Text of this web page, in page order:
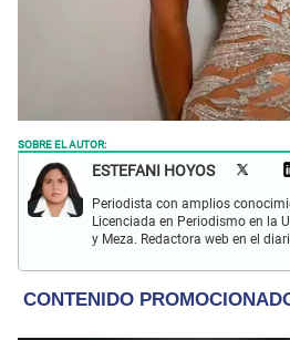
SOBRE EL AUTOR:
ESTEFANI HOYOS
Periodista con amplios
Licenciada en Periodismo en la
y Meza. Redactora web en el
internacional; tendencias,